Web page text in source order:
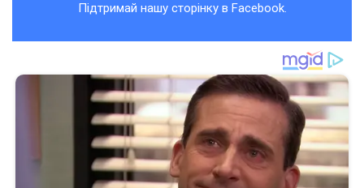
Підтримай нашу сторінку в Facebook.